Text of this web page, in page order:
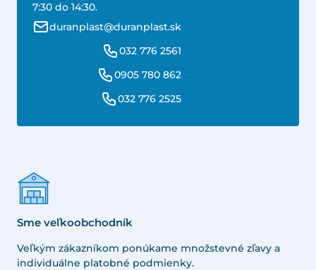
7:30 do 14:30.
duranplast@duranplast.sk
032 776 2561
0905 780 862
032 776 2525
Sme veľkoobchodník
Veľkým zákazníkom ponúkame množstevné zľavy a
individuálne platobné podmienky.